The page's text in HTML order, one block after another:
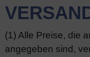
(1) Alle Preise, die
angegeben sind,